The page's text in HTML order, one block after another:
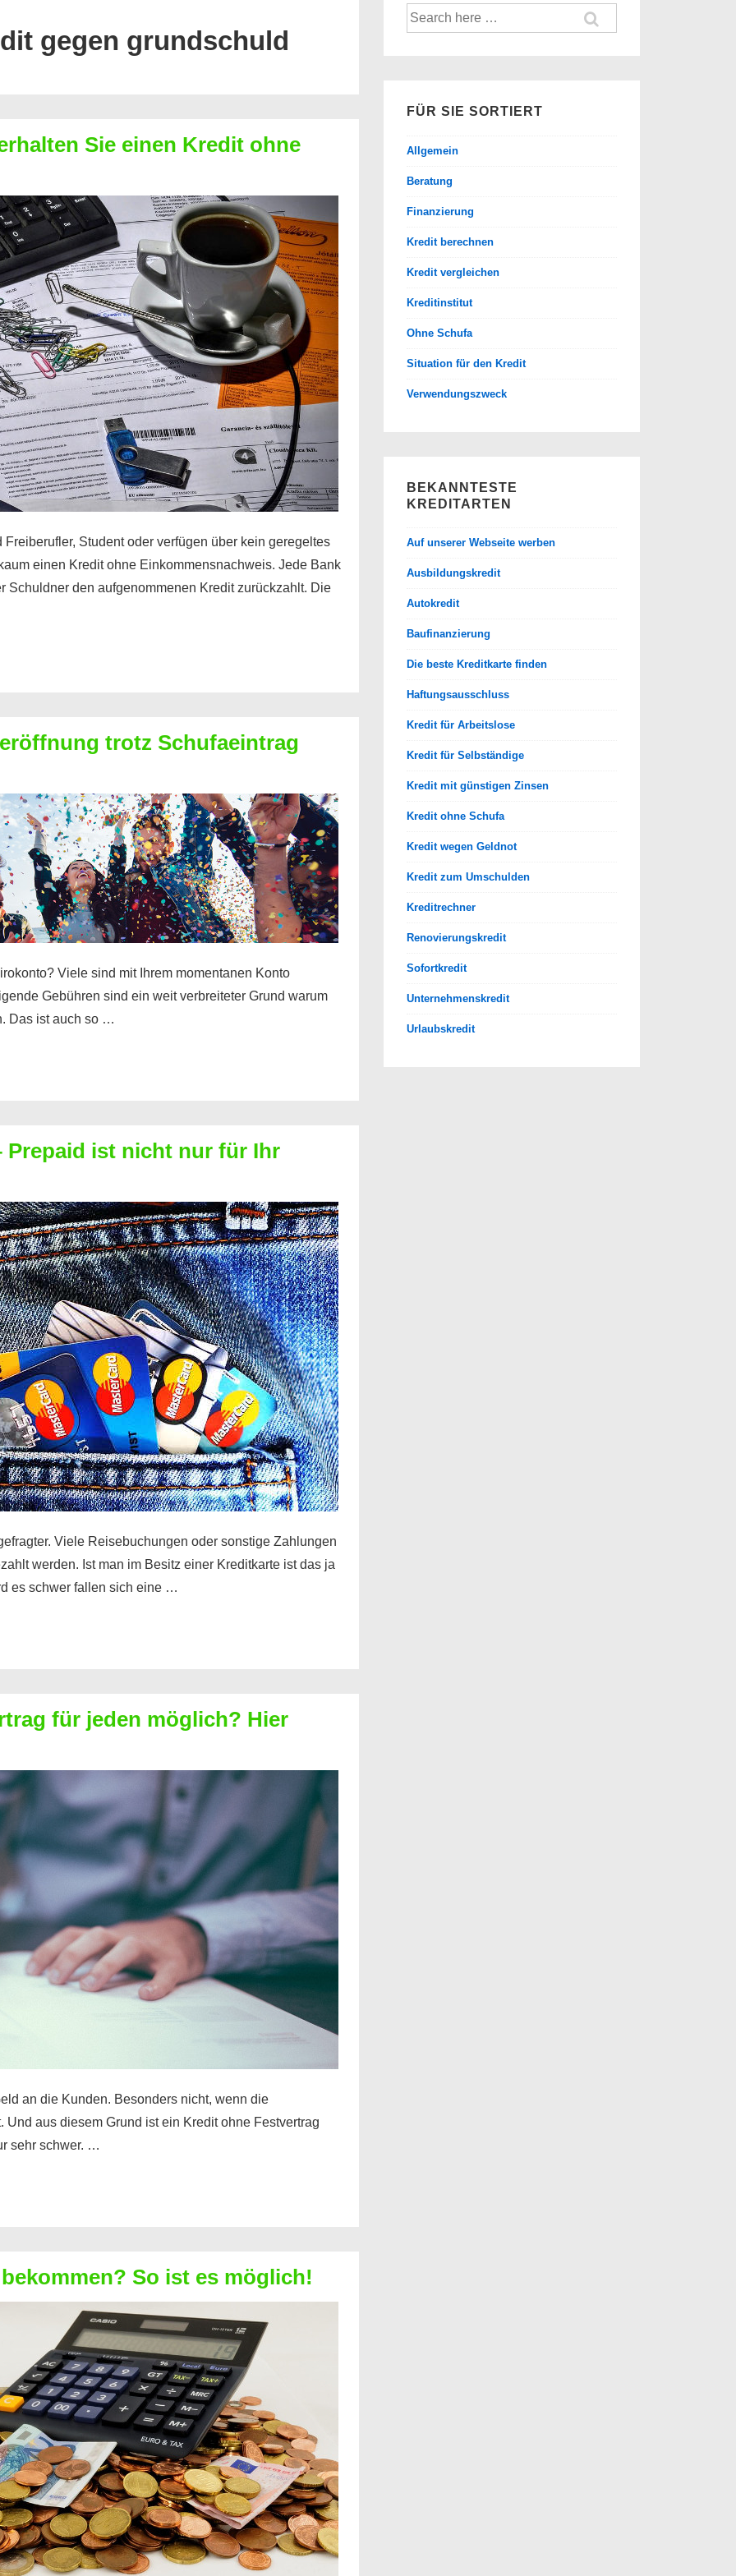
gegen grundschuld
Sie einen Kredit ohne
Student oder verfügen über kein geregeltes
einen Kredit ohne Einkommensnachweis. Jede Bank
Schuldner den aufgenommenen Kredit zurückzahlt. Die
trotz Schufaeintrag
Viele sind mit Ihrem momentanen Konto
Gebühren sind ein weit verbreiteter Grund warum
Das ist auch so …
Prepaid ist nicht nur für Ihr
Viele Reisebuchungen oder sonstige Zahlungen
werden. Ist man im Besitz einer Kreditkarte ist das ja
es schwer fallen sich eine …
für jeden möglich? Hier
an die Kunden. Besonders nicht, wenn die
aus diesem Grund ist ein Kredit ohne Festvertrag
sehr schwer. …
So ist es möglich!
Suche
nach:
FÜR SIE SORTIERT
Allgemein
Beratung
Finanzierung
Kredit berechnen
Kredit vergleichen
Kreditinstitut
Ohne Schufa
Situation für den Kredit
Verwendungszweck
BEKANNTESTE
KREDITARTEN
Auf unserer Webseite werben
Ausbildungskredit
Autokredit
Baufinanzierung
Die beste Kreditkarte finden
Haftungsausschluss
Kredit für Arbeitslose
Kredit für Selbständige
Kredit mit günstigen Zinsen
Kredit ohne Schufa
Kredit wegen Geldnot
Kredit zum Umschulden
Kreditrechner
Renovierungskredit
Sofortkredit
Unternehmenskredit
Urlaubskredit